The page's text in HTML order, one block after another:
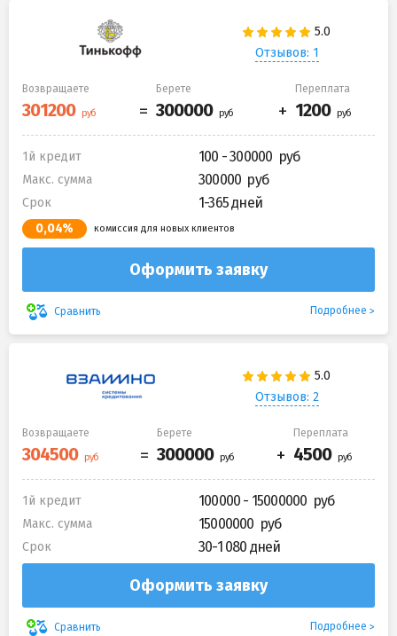
Отзывов: 1
Возвращаете Берете Переплата
1й кредит 100 - 300000
Макс. сумма 300000
Срок 1-365 дней
0,04% комиссия для новых клиентов
Оформить заявку
Сравнить Подробнее
Отзывов: 2
Возвращаете Берете Переплата
1й кредит 100000 - 15000000
Макс. сумма 15000000
Срок 30-1 080 дней
Оформить заявку
Сравнить Подробнее